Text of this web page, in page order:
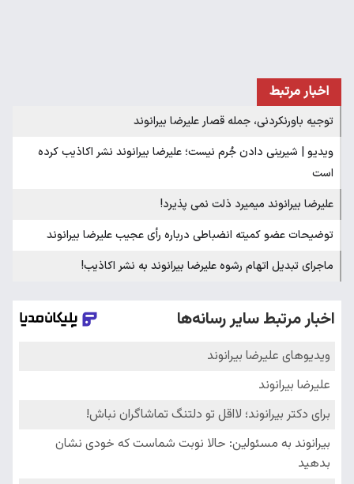
اخبار مرتبط
توجیه باورنکردنی، جمله قصار علیرضا بیرانوند
ویدیو | شیرینی دادن جُرم نیست؛ علیرضا بیرانوند نشر اکاذیب کرده
است
علیرضا بیرانوند میمیرد ذلت نمی پذیرد!
توضیحات عضو کمیته انضباطی درباره رأی عجیب علیرضا بیرانوند
ماجرای تبدیل اتهام رشوه علیرضا بیرانوند به نشر اکاذیب!